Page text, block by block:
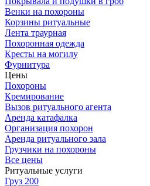
Венки на похороны
Корзины ритуальные
Лента траурная
Похоронная одежда
Кресты на могилу
Фурнитура
Цены
Похороны
Кремирование
Вызов ритуального агента
Аренда катафалка
Организация похорон
Аренда ритуального зала
Грузчики на похороны
Все цены
Ритуальные услуги
Груз 200